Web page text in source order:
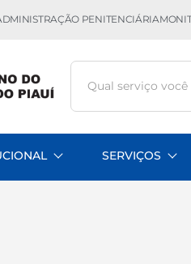
PENITENCIÁRIA
SERVIÇOS